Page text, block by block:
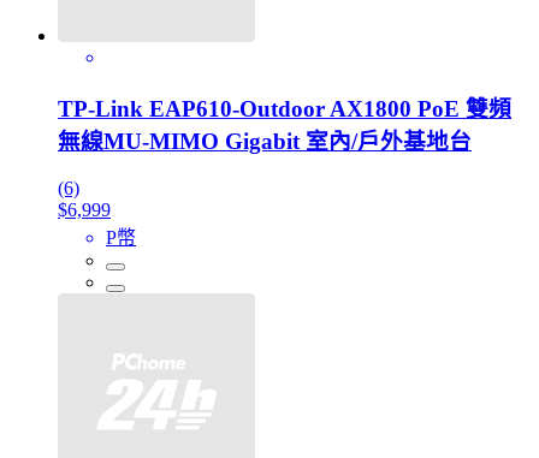
TP-Link EAP610-Outdoor AX1800 PoE 雙頻
無線MU-MIMO Gigabit 室內/戶外基地台
(6)
$6,999
P幣